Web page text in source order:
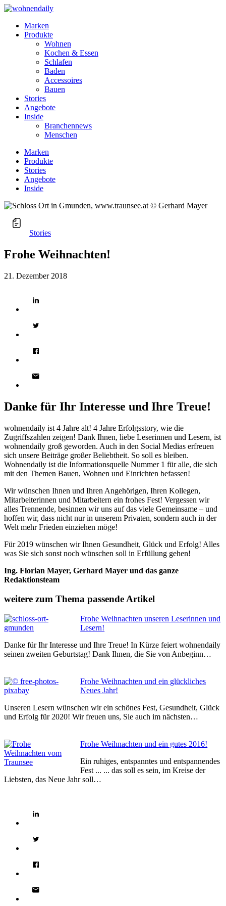
Marken
Produkte
Wohnen
Kochen & Essen
Schlafen
Baden
Accessoires
Bauen
Stories
Angebote
Inside
Branchennews
Menschen
Marken
Produkte
Stories
Angebote
Inside
Stories
Frohe Weihnachten!
21. Dezember 2018
Danke für Ihr Interesse und Ihre Treue!
wohnendaily ist 4 Jahre alt! 4 Jahre Erfolgsstory, wie die
Zugriffszahlen zeigen! Dank Ihnen, liebe Leserinnen und Lesern, ist
wohnendaily groß geworden. Auch in den Social Medias erfreuen
sich unsere Beiträge großer Beliebtheit. So soll es bleiben.
Wohnendaily ist die Informationsquelle Nummer 1 für alle, die sich
mit den Themen Bauen, Wohnen und Einrichten befassen!
Wir wünschen Ihnen und Ihren Angehörigen, Ihren Kollegen,
Mitarbeiterinnen und Mitarbeitern ein frohes Fest! Vergessen wir
alles Trennende, besinnen wir uns auf das viele Gemeinsame – und
hoffen wir, dass nicht nur in unserem Privaten, sondern auch in der
Welt mehr Frieden einziehen möge!
Für 2019 wünschen wir Ihnen Gesundheit, Glück und Erfolg! Alles
was Sie sich sonst noch wünschen soll in Erfüllung gehen!
Ing. Florian Mayer, Gerhard Mayer und das ganze
Redaktionsteam
weitere zum Thema passende Artikel
Frohe Weihnachten unseren Leserinnen und
Lesern!
Danke für Ihr Interesse und Ihre Treue! In Kürze feiert wohnendaily
seinen zweiten Geburtstag! Dank Ihnen, die Sie von Anbeginn…
Frohe Weihnachten und ein glückliches
Neues Jahr!
Unseren Lesern wünschen wir ein schönes Fest, Gesundheit, Glück
und Erfolg für 2020! Wir freuen uns, Sie auch im nächsten…
Frohe Weihnachten und ein gutes 2016!
Ein ruhiges, entspanntes und entspannendes
Fest ... ... das soll es sein, im Kreise der
Liebsten, das Neue Jahr soll…